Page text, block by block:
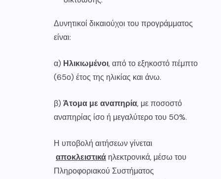
Δυνητικοί δικαιούχοι του προγράμματος
είναι:
α) Ηλικιωμένοι, από το εξηκοστό πέμπτο
(65ο) έτος της ηλικίας και άνω.
β) Άτομα με αναπηρία, με ποσοστό
αναπηρίας ίσο ή μεγαλύτερο του 50%.
Η υποβολή αιτήσεων γίνεται
αποκλειστικά ηλεκτρονικά, μέσω του
Πληροφοριακού Συστήματος